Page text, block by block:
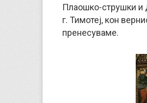
Плаошко-струшки и
г. Тимотеј, кон
пренесуваме.